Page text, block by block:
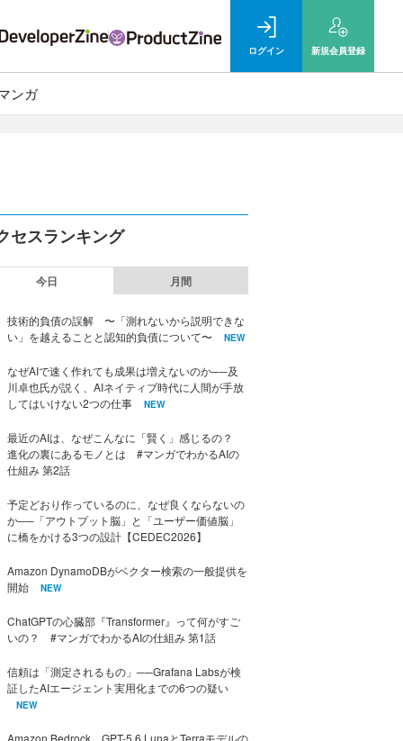
ログイン 新規会員登録
ンガ
セスランキング
今日 月間
技術的負債の誤解 〜「測れないから説明できな
い」を越えることと認知的負債について〜
NEW
なぜAIで速く作れても成果は増えないのか──及
川卓也氏が説く、AIネイティブ時代に人間が手放
してはいけない2つの仕事
NEW
最近のAIは、なぜこんなに「賢く」感じるの？
進化の裏にあるモノとは #マンガでわかるAIの
仕組み 第2話
予定どおり作っているのに、なぜ良くならないの
か──「アウトプット脳」と「ユーザー価値脳」
に橋をかける3つの設計【CEDEC2026】
Amazon DynamoDBがベクター検索の一般提供を
開始
NEW
ChatGPTの心臓部『Transformer』って何がすご
いの？ #マンガでわかるAIの仕組み 第1話
信頼は「測定されるもの」──Grafana Labsが検
証したAIエージェント実用化までの6つの疑い
NEW
Amazon Bedrock、GPT-5.6 LunaとTerraモデルの